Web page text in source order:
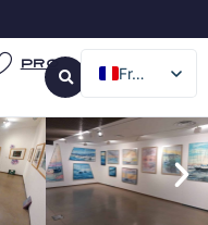
Pro
French
Italian
German